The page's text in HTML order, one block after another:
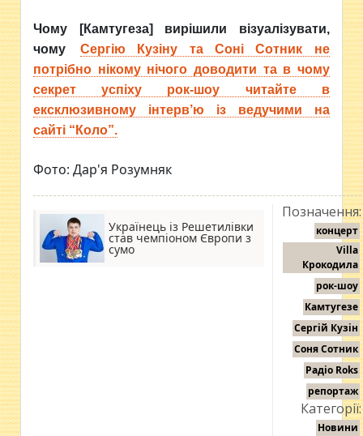
Чому [Камтугеза] вирішили візуалізувати,
чому
Сергію Кузіну та Соні Сотник не
потрібно нікому нічого доводити та в чому
секрет успіху рок-шоу читайте в
ексклюзивному інтерв’ю із ведучими на
сайті “Коло”.
Фото: Дар'я Розумняк
Українець із Решетилівки
став чемпіоном Європи з
сумо
Позначення:
концерт
Villa
Крокодила
рок-шоу
Камтугезе
Сергій Кузін
Соня Сотник
Радіо Roks
репортаж
Категорії:
Новини